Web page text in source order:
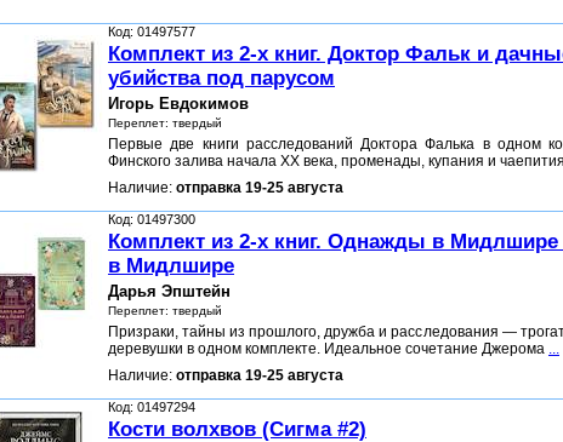
Код: 01497577
Комплект из 2-х книг. Доктор Фальк и
убийства под парусом
Игорь Евдокимов
Переплет: твердый
Первые две книги расследований Доктора Фалька в одном
Финского залива начала ХХ века, променады, купания и чаепития
Наличие: отправка 19-25 августа
Код: 01497300
Комплект из 2-х книг. Однажды в Мидлшире
в Мидлшире
Дарья Эпштейн
Переплет: твердый
Призраки, тайны из прошлого, дружба и расследования —
деревушки в одном комплекте. Идеальное сочетание Джерома ...
Наличие: отправка 19-25 августа
Код: 01497294
Кости волхвов (Сигма #2)